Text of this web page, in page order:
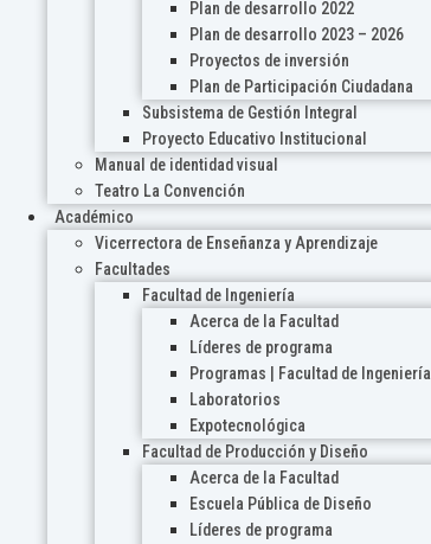
Plan de desarrollo 2022
Plan de desarrollo 2023 – 2026
Proyectos de inversión
Plan de Participación Ciudadana
Subsistema de Gestión Integral
Proyecto Educativo Institucional
Manual de identidad visual
Teatro La Convención
Académico
Vicerrectora de Enseñanza y Aprendizaje
Facultades
Facultad de Ingeniería
Acerca de la Facultad
Líderes de programa
Programas | Facultad de Ingeniería
Laboratorios
Expotecnológica
Facultad de Producción y Diseño
Acerca de la Facultad
Escuela Pública de Diseño
Líderes de programa